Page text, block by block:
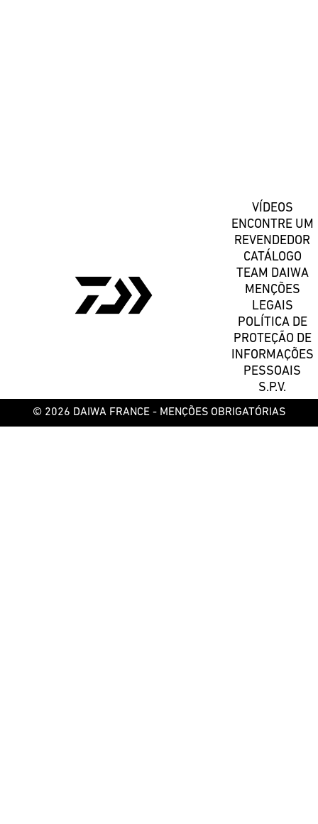
VÍDEOS
ENCONTRE UM
REVENDEDOR
CATÁLOGO
TEAM DAIWA
MENÇÕES
LEGAIS
POLÍTICA DE
PROTEÇÃO DE
INFORMAÇÕES
PESSOAIS
S.P.V.
© 2026 DAIWA FRANCE - MENÇÕES OBRIGATÓRIAS